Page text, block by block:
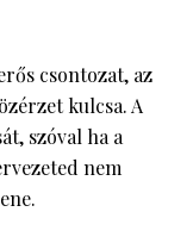
csontozat, az
kulcsa. A
szóval ha a
nem